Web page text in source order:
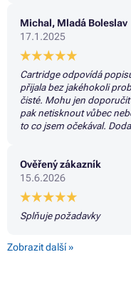
Michal, Mladá Boleslav
17.1.2025
Cartridge odpovídá
přijala bez jakéhokoli
čisté. Mohu jen
pak netisknout vůbec
to co jsem očekával.
Ověřený zákazník
15.6.2026
Splňuje požadavky
Zobrazit další »